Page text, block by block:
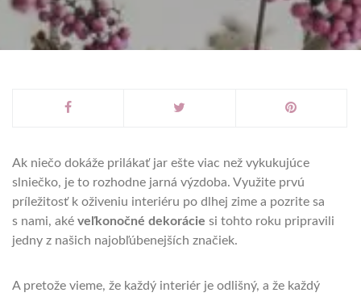
Ak niečo dokáže prilákať jar ešte viac než vykukujúce
slniečko, je to rozhodne jarná výzdoba. Využite prvú
príležitosť k oživeniu interiéru po dlhej zime a pozrite sa
s nami, aké veľkonočné dekorácie si tohto roku pripravili
jedny z našich najobľúbenejších značiek.
A pretože vieme, že každý interiér je odlišný, a že každý